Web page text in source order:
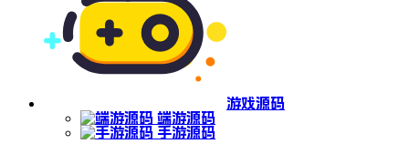
游戏源码
端游源码
手游源码